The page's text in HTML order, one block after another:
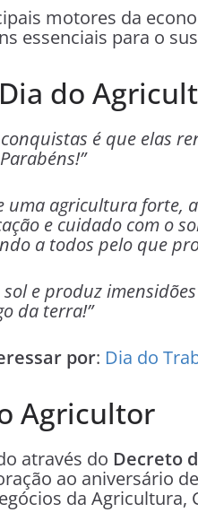
motores da
essenciais para o
do
é que elas
uma agricultura forte,
e cuidado com o
a todos pelo que
e produz
da terra!”
por: Dia do
Agricultor
através do Decreto
ao aniversário
da Agricultura,